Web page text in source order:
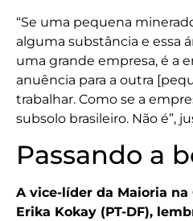
“Se uma pequena
alguma substância e essa
uma grande empresa, é a
anuência para a outra
trabalhar. Como se a
subsolo brasileiro. Não é”,
Passando a
A vice-líder da Maioria na
Erika Kokay (PT-DF),